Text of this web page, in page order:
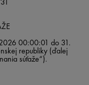
00:00:01 do 31.
republiky (ďalej
súťaže“).